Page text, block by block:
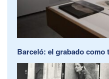
Barceló: el grabado